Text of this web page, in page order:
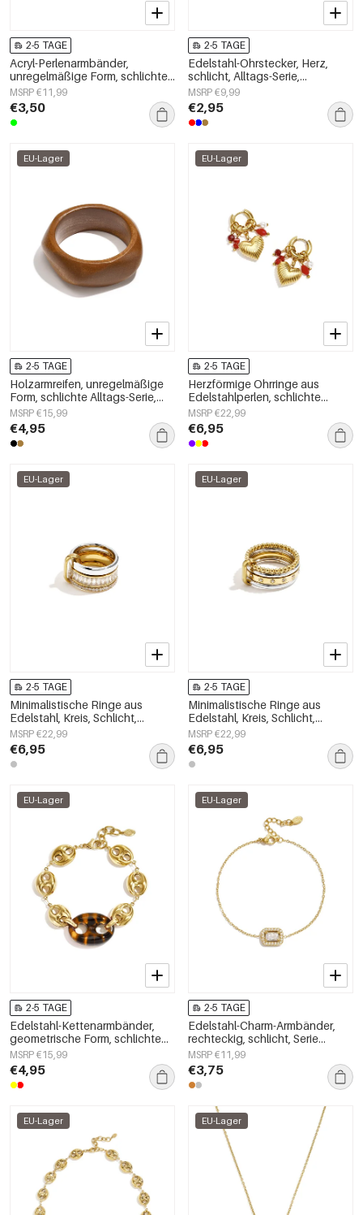
2-5 TAGE
Acryl-Perlenarmbänder,
unregelmäßige Form, schlichte
Alltagsserie, Damenschmuck
MSRP €11,99
€3,50
2-5 TAGE
Edelstahl-Ohrstecker, Herz,
schlicht, Alltags-Serie,
Damenschmuck
MSRP €9,99
€2,95
EU-Lager
2-5 TAGE
Holzarmreifen, unregelmäßige
Form, schlichte Alltags-Serie,
Damenschmuck
MSRP €15,99
€4,95
EU-Lager
2-5 TAGE
Herzförmige Ohrringe aus
Edelstahlperlen, schlichte
Alltags-Serie, Damenschmuck
MSRP €22,99
€6,95
EU-Lager
2-5 TAGE
Minimalistische Ringe aus
Edelstahl, Kreis, Schlicht,
Alltagsschmuck,
Damenschmuck
MSRP €22,99
€6,95
EU-Lager
2-5 TAGE
Minimalistische Ringe aus
Edelstahl, Kreis, Schlicht,
Alltagsschmuck,
Damenschmuck
MSRP €22,99
€6,95
EU-Lager
2-5 TAGE
Edelstahl-Kettenarmbänder,
geometrische Form, schlichte
Alltagsserie, Damenschmuck
MSRP €15,99
€4,95
EU-Lager
2-5 TAGE
Edelstahl-Charm-Armbänder,
rechteckig, schlicht, Serie
„Damenschmuck“
MSRP €11,99
€3,75
EU-Lager EU-Lager